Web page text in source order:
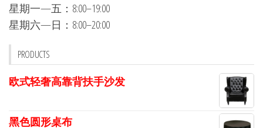
星期一—五：8:00–19:00
星期六—日：8:00–20:00
PRODUCTS
欧式轻奢高靠背扶手沙发
黑色圆形桌布